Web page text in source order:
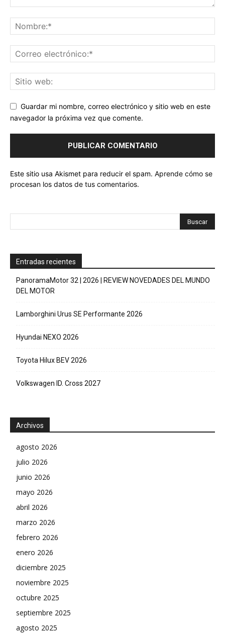
Guardar mi nombre, correo electrónico y sitio web en este
navegador la próxima vez que comente.
Este sitio usa Akismet para reducir el spam. Aprende cómo se
procesan los datos de tus comentarios.
Entradas recientes
PanoramaMotor 32 | 2026 | REVIEW NOVEDADES DEL MUNDO
DEL MOTOR
Lamborghini Urus SE Performante 2026
Hyundai NEXO 2026
Toyota Hilux BEV 2026
Volkswagen ID. Cross 2027
Archivos
agosto 2026
julio 2026
junio 2026
mayo 2026
abril 2026
marzo 2026
febrero 2026
enero 2026
diciembre 2025
noviembre 2025
octubre 2025
septiembre 2025
agosto 2025